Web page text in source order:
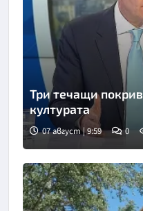
Снимка: БНТ
Три течащи
културата
07 август | 9:59 0